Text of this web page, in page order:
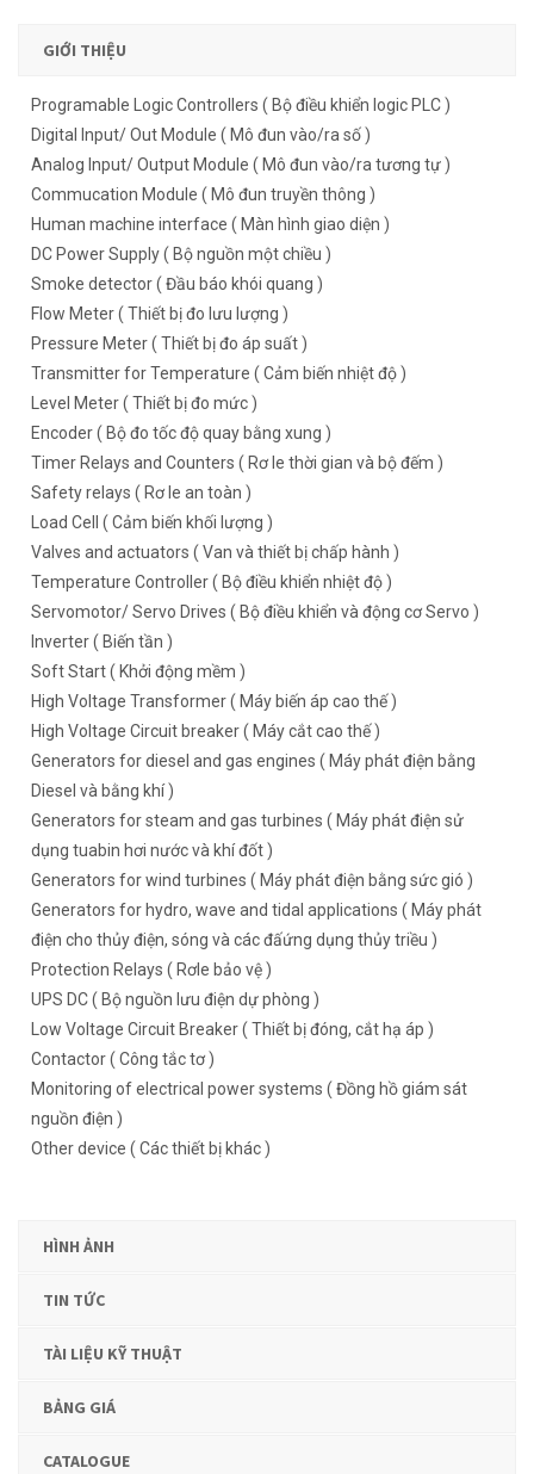
GIỚI THIỆU
Programable Logic Controllers ( Bộ điều khiển logic PLC )
Digital Input/ Out Module ( Mô đun vào/ra số )
Analog Input/ Output Module ( Mô đun vào/ra tương tự )
Commucation Module ( Mô đun truyền thông )
Human machine interface ( Màn hình giao diện )
DC Power Supply ( Bộ nguồn một chiều )
Smoke detector ( Đầu báo khói quang )
Flow Meter ( Thiết bị đo lưu lượng )
Pressure Meter ( Thiết bị đo áp suất )
Transmitter for Temperature ( Cảm biến nhiệt độ )
Level Meter ( Thiết bị đo mức )
Encoder ( Bộ đo tốc độ quay bằng xung )
Timer Relays and Counters ( Rơ le thời gian và bộ đếm )
Safety relays ( Rơ le an toàn )
Load Cell ( Cảm biến khối lượng )
Valves and actuators ( Van và thiết bị chấp hành )
Temperature Controller ( Bộ điều khiển nhiệt độ )
Servomotor/ Servo Drives ( Bộ điều khiển và động cơ Servo )
Inverter ( Biến tần )
Soft Start ( Khởi động mềm )
High Voltage Transformer ( Máy biến áp cao thế )
High Voltage Circuit breaker ( Máy cắt cao thế )
Generators for diesel and gas engines ( Máy phát điện bằng
Diesel và bằng khí )
Generators for steam and gas turbines ( Máy phát điện sử
dụng tuabin hơi nước và khí đốt )
Generators for wind turbines ( Máy phát điện bằng sức gió )
Generators for hydro, wave and tidal applications ( Máy phát
điện cho thủy điện, sóng và các đấứng dụng thủy triều )
Protection Relays ( Rơle bảo vệ )
UPS DC ( Bộ nguồn lưu điện dự phòng )
Low Voltage Circuit Breaker ( Thiết bị đóng, cắt hạ áp )
Contactor ( Công tắc tơ )
Monitoring of electrical power systems ( Đồng hồ giám sát
nguồn điện )
Other device ( Các thiết bị khác )
HÌNH ẢNH
TIN TỨC
TÀI LIỆU KỸ THUẬT
BẢNG GIÁ
CATALOGUE